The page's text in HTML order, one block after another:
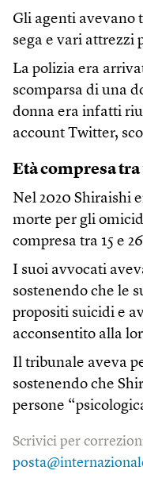
Gli agenti avevano
sega e vari attrezzi
La polizia era
scomparsa di una
donna era infatti
account Twitter,
Età compresa tra
Nel 2020 Shiraishi
morte per gli
compresa tra 15 e
I suoi avvocati
sostenendo che le
propositi suicidi e
acconsentito alla
Il tribunale aveva
sostenendo che
persone
Scrivici per